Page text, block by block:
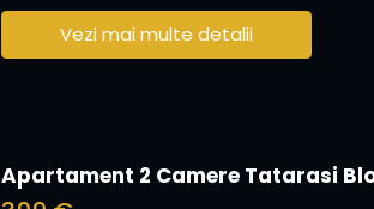
Vezi mai multe detalii
Apartament 2 Camere Tatarasi